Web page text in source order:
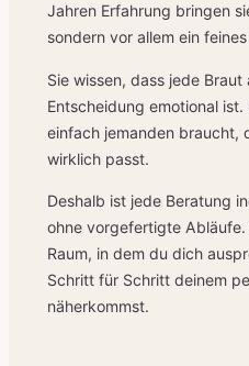
Jahren Erfahrung bringen
sondern vor allem ein
Sie wissen, dass jede
Entscheidung emotional
einfach jemanden braucht,
wirklich passt.
Deshalb ist jede Beratung
ohne vorgefertigte
Raum, in dem du dich
Schritt für Schritt deinem
näherkommst.